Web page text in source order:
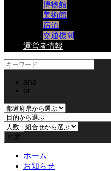
博物館
美術館
宿泊
交通機関
運営者情報
and
or
ホーム
お知らせ